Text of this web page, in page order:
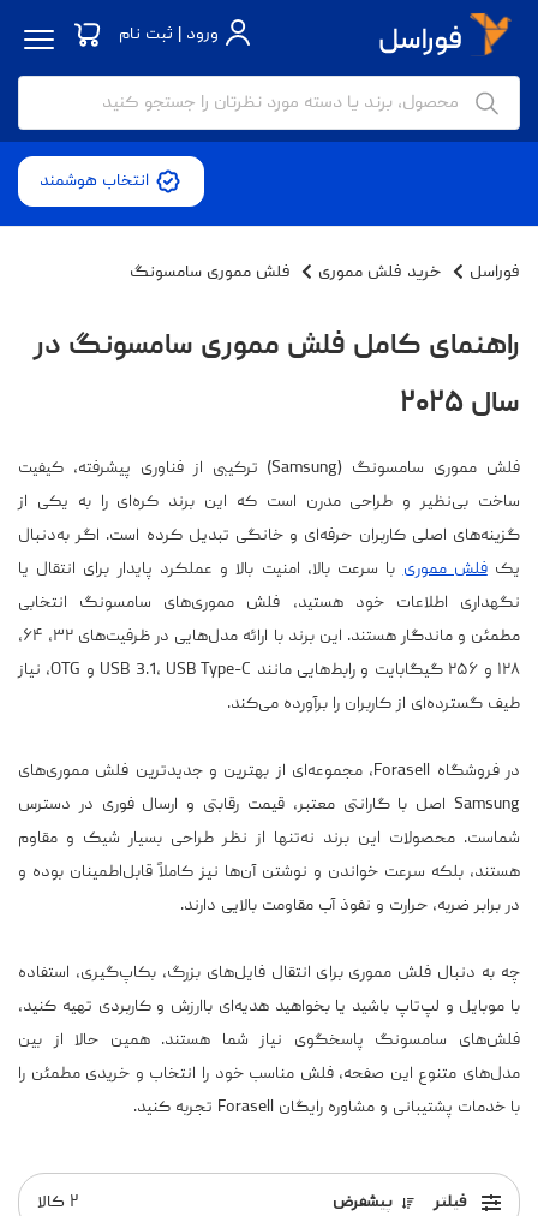
ورود | ثبت نام
انتخاب هوشمند
فوراسل خرید فلش مموری فلش مموری سامسونگ
راهنمای کامل فلش مموری سامسونگ در
سال ۲۰۲۵
فلش مموری سامسونگ (Samsung) ترکیبی از فناوری پیشرفته، کیفیت
ساخت بی‌نظیر و طراحی مدرن است که این برند کره‌ای را به یکی از
گزینه‌های اصلی کاربران حرفه‌ای و خانگی تبدیل کرده است. اگر به‌دنبال
یکفلش مموریبا سرعت بالا، امنیت بالا و عملکرد پایدار برای انتقال یا
نگهداری اطلاعات خود هستید، فلش مموری‌های سامسونگ انتخابی
مطمئن و ماندگار هستند. این برند با ارائه مدل‌هایی در ظرفیت‌های ۳۲، ۶۴،
۱۲۸ و ۲۵۶ گیگابایت و رابط‌هایی مانند USB 3.1، USB Type-C و OTG، نیاز
طیف گسترده‌ای از کاربران را برآورده می‌کند.
در فروشگاه Forasell، مجموعه‌ای از بهترین و جدیدترین فلش مموری‌های
Samsung اصل با گارانتی معتبر، قیمت رقابتی و ارسال فوری در دسترس
شماست. محصولات این برند نه‌تنها از نظر طراحی بسیار شیک و مقاوم
هستند، بلکه سرعت خواندن و نوشتن آن‌ها نیز کاملاً قابل‌اطمینان بوده و
در برابر ضربه، حرارت و نفوذ آب مقاومت بالایی دارند.
چه به دنبال فلش مموری برای انتقال فایل‌های بزرگ، بکاپ‌گیری، استفاده
با موبایل و لپ‌تاپ باشید یا بخواهید هدیه‌ای باارزش و کاربردی تهیه کنید،
فلش‌های سامسونگ پاسخگوی نیاز شما هستند. همین حالا از بین
مدل‌های متنوع این صفحه، فلش مناسب خود را انتخاب و خریدی مطمئن را
با خدمات پشتیبانی و مشاوره رایگان Forasell تجربه کنید.
فیلتر پیشفرض ۲ کالا